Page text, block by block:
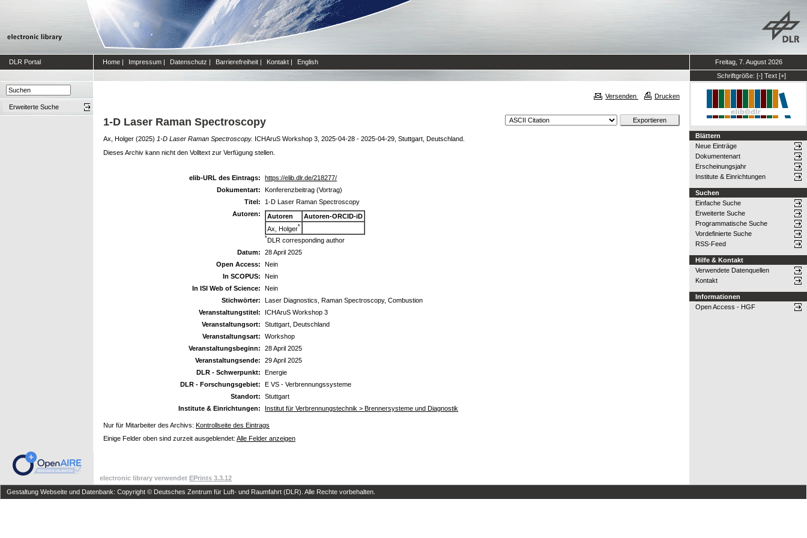
DLR Portal Home | Impressum | Datenschutz | Barrierefreiheit | Kontakt | English
Freitag, 7. August 2026
Schriftgröße: [-] Text [+]
Erweiterte Suche
Versenden Drucken
1-D Laser Raman Spectroscopy
Ax, Holger (2025) 1-D Laser Raman Spectroscopy. ICHAruS Workshop 3, 2025-04-28 - 2025-04-29, Stuttgart, Deutschland.
Dieses Archiv kann nicht den Volltext zur Verfügung stellen.
elib-URL des Eintrags:
https://elib.dlr.de/218277/
Dokumentart:
Konferenzbeitrag (Vortrag)
Titel:
1-D Laser Raman Spectroscopy
Autoren:
Autoren
Autoren-ORCID-iD
Ax, Holger*
*DLR corresponding author
Datum:
28 April 2025
Open Access:
Nein
In SCOPUS:
Nein
In ISI Web of Science:
Nein
Stichwörter:
Laser Diagnostics, Raman Spectroscopy, Combustion
Veranstaltungstitel:
ICHAruS Workshop 3
Veranstaltungsort:
Stuttgart, Deutschland
Veranstaltungsart:
Workshop
Veranstaltungsbeginn:
28 April 2025
Veranstaltungsende:
29 April 2025
DLR - Schwerpunkt:
Energie
DLR - Forschungsgebiet:
E VS - Verbrennungssysteme
Standort:
Stuttgart
Institute & Einrichtungen:
Institut für Verbrennungstechnik > Brennersysteme und Diagnostik
Nur für Mitarbeiter des Archivs: Kontrollseite des Eintrags
Einige Felder oben sind zurzeit ausgeblendet: Alle Felder anzeigen
Blättern
Neue Einträge
Dokumentenart
Erscheinungsjahr
Institute & Einrichtungen
Suchen
Einfache Suche
Erweiterte Suche
Programmatische Suche
Vordefinierte Suche
RSS-Feed
Hilfe & Kontakt
Verwendete Datenquellen
Kontakt
Informationen
Open Access - HGF
electronic library verwendet EPrints 3.3.12
Gestaltung Webseite und Datenbank: Copyright © Deutsches Zentrum für Luft- und Raumfahrt (DLR). Alle Rechte vorbehalten.